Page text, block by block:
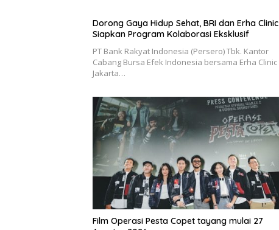
Dorong Gaya Hidup Sehat, BRI dan Erha Clinic
Siapkan Program Kolaborasi Eksklusif
PT Bank Rakyat Indonesia (Persero) Tbk. Kantor
Cabang Bursa Efek Indonesia bersama Erha Clinic
Jakarta…
Film Operasi Pesta Copet tayang mulai 27